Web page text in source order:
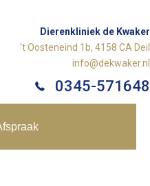
Dierenkliniek de Kwaker
't Oosteneind 1b, 4158 CA Deil
info@dekwaker.nl
0345-571648